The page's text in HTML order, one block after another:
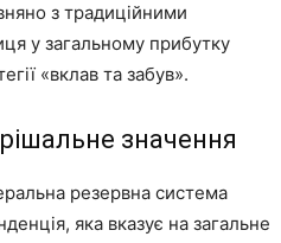
з традиційними
у загальному прибутку
«вклав та забув».
значення
резервна система
яка вказує на загальне